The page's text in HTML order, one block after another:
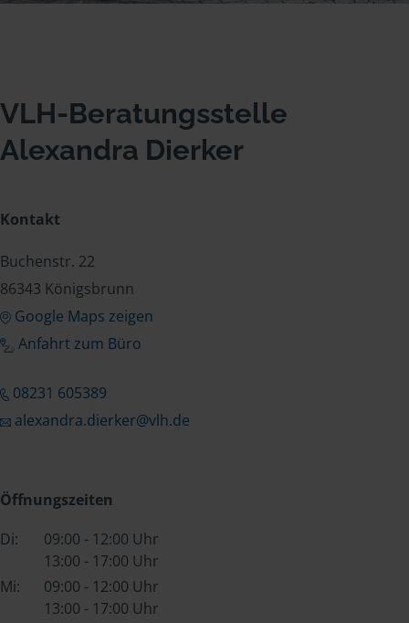
VLH-Beratungsstelle
Alexandra Dierker
Kontakt
Buchenstr. 22
86343 Königsbrunn
Google Maps zeigen
Anfahrt zum Büro
08231 605389
alexandra.dierker@vlh.de
Öffnungszeiten
Di:
09:00 - 12:00 Uhr
13:00 - 17:00 Uhr
Mi:
09:00 - 12:00 Uhr
13:00 - 17:00 Uhr